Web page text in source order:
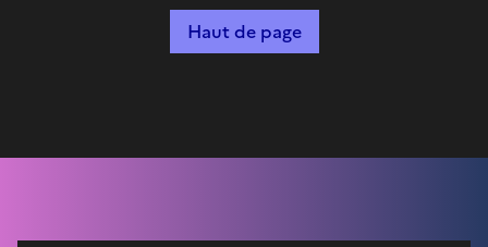
Haut de page